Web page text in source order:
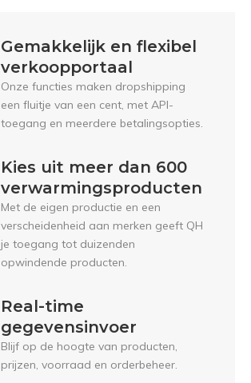
Gemakkelijk en flexibel
verkoopportaal
Onze functies maken dropshipping
een fluitje van een cent, met API-
toegang en meerdere betalingsopties.
Kies uit meer dan 600
verwarmingsproducten
Met de eigen productie en een
verscheidenheid aan merken geeft QH
je toegang tot duizenden
opwindende producten.
Real-time
gegevensinvoer
Blijf op de hoogte van producten,
prijzen, voorraad en orderbeheer.